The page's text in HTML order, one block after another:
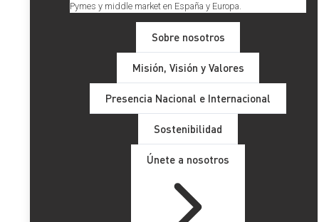
Pymes y middle market en España y Europa.
Sobre nosotros
Misión, Visión y Valores
Presencia Nacional e Internacional
Sostenibilidad
Únete a nosotros
Plan Anual de Control
Tributario y Aduanero de 2023
El Plan Estratégico 2020-2023 recoge la orientación de la
actuación de la Agencia Tributaria en esos años y